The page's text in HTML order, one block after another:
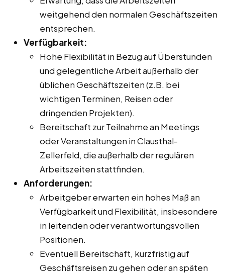
weitgehend den normalen Geschäftszeiten
entsprechen.
Verfügbarkeit:
Hohe Flexibilität in Bezug auf Überstunden
und gelegentliche Arbeit außerhalb der
üblichen Geschäftszeiten (z.B. bei
wichtigen Terminen, Reisen oder
dringenden Projekten).
Bereitschaft zur Teilnahme an Meetings
oder Veranstaltungen in Clausthal-
Zellerfeld, die außerhalb der regulären
Arbeitszeiten stattfinden.
Anforderungen:
Arbeitgeber erwarten ein hohes Maß an
Verfügbarkeit und Flexibilität, insbesondere
in leitenden oder verantwortungsvollen
Positionen.
Eventuell Bereitschaft, kurzfristig auf
Geschäftsreisen zu gehen oder an späten